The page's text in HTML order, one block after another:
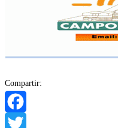
Compartir:
Facebook